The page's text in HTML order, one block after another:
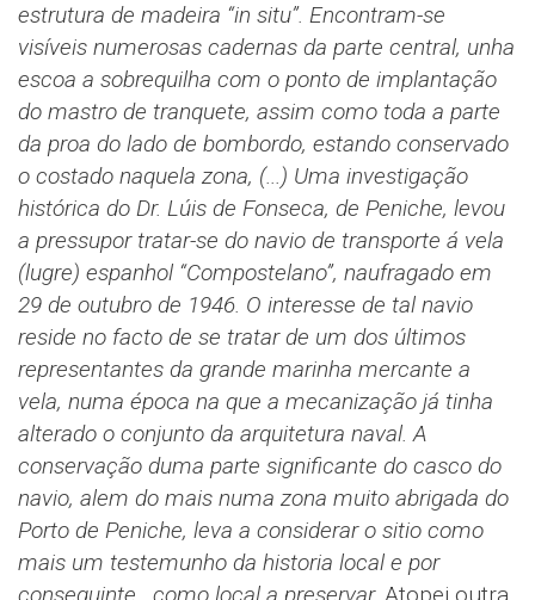
estrutura de madeira “in situ”. Encontram-se
visíveis numerosas cadernas da parte central, unha
escoa a sobrequilha com o ponto de implantação
do mastro de tranquete, assim como toda a parte
da proa do lado de bombordo, estando conservado
o costado naquela zona, (...) Uma investigação
histórica do Dr. Lúis de Fonseca, de Peniche, levou
a pressupor tratar-se do navio de transporte á vela
(lugre) espanhol “Compostelano”, naufragado em
29 de outubro de 1946. O interesse de tal navio
reside no facto de se tratar de um dos últimos
representantes da grande marinha mercante a
vela, numa época na que a mecanização já tinha
alterado o conjunto da arquitetura naval. A
conservação duma parte significante do casco do
navio, alem do mais numa zona muito abrigada do
Porto de Peniche, leva a considerar o sitio como
mais um testemunho da historia local e por